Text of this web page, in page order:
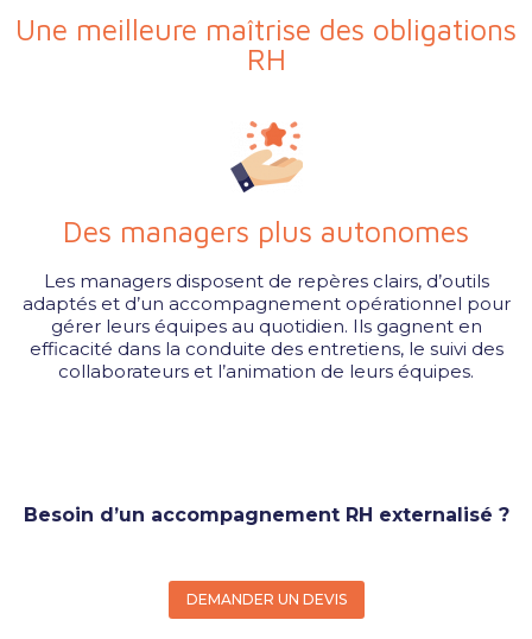
Une meilleure maîtrise des obligations
RH
Des managers plus autonomes
Les managers disposent de repères clairs, d’outils
adaptés et d’un accompagnement opérationnel pour
gérer leurs équipes au quotidien. Ils gagnent en
efficacité dans la conduite des entretiens, le suivi des
collaborateurs et l’animation de leurs équipes.
Besoin d’un accompagnement RH externalisé ?
DEMANDER UN DEVIS